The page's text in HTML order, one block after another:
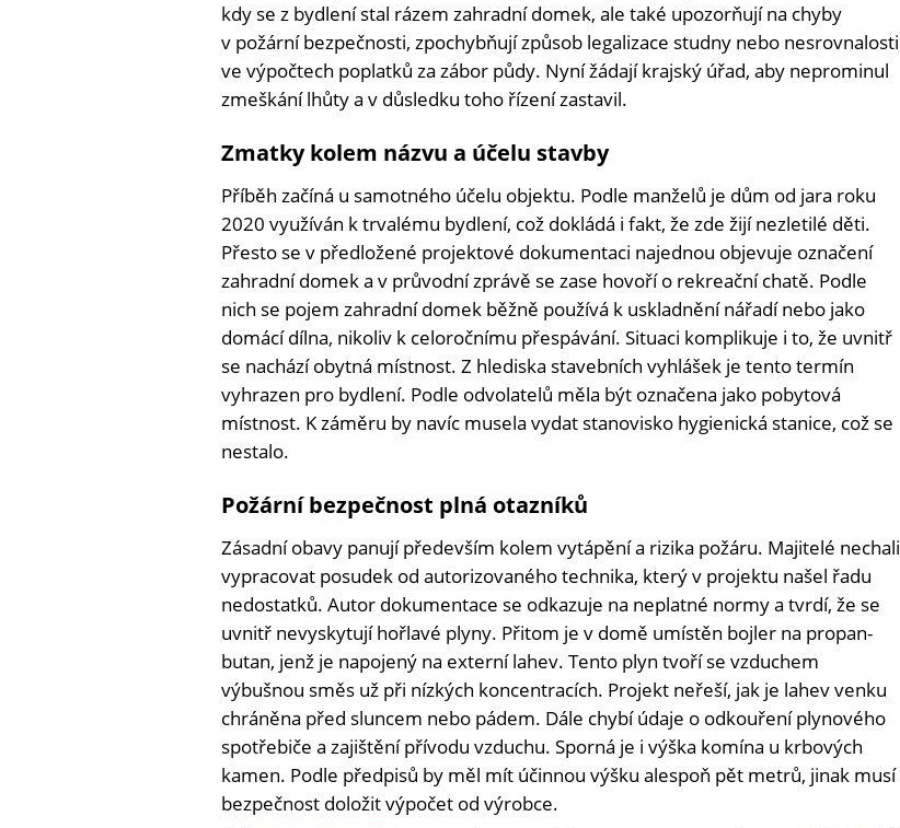
kdy se z bydlení stal rázem zahradní domek, ale také upozorňují na chyby
v požární bezpečnosti, zpochybňují způsob legalizace studny nebo nesrovnalosti
ve výpočtech poplatků za zábor půdy. Nyní žádají krajský úřad, aby neprominul
zmeškání lhůty a v důsledku toho řízení zastavil.
Zmatky kolem názvu a účelu stavby
Příběh začíná u samotného účelu objektu. Podle manželů je dům od jara roku
2020 využíván k trvalému bydlení, což dokládá i fakt, že zde žijí nezletilé děti.
Přesto se v předložené projektové dokumentaci najednou objevuje označení
zahradní domek a v průvodní zprávě se zase hovoří o rekreační chatě. Podle
nich se pojem zahradní domek běžně používá k uskladnění nářadí nebo jako
domácí dílna, nikoliv k celoročnímu přespávání. Situaci komplikuje i to, že uvnitř
se nachází obytná místnost. Z hlediska stavebních vyhlášek je tento termín
vyhrazen pro bydlení. Podle odvolatelů měla být označena jako pobytová
místnost. K záměru by navíc musela vydat stanovisko hygienická stanice, což se
nestalo.
Požární bezpečnost plná otazníků
Zásadní obavy panují především kolem vytápění a rizika požáru. Majitelé nechali
vypracovat posudek od autorizovaného technika, který v projektu našel řadu
nedostatků. Autor dokumentace se odkazuje na neplatné normy a tvrdí, že se
uvnitř nevyskytují hořlavé plyny. Přitom je v domě umístěn bojler na propan-
butan, jenž je napojený na externí lahev. Tento plyn tvoří se vzduchem
výbušnou směs už při nízkých koncentracích. Projekt neřeší, jak je lahev venku
chráněna před sluncem nebo pádem. Dále chybí údaje o odkouření plynového
spotřebiče a zajištění přívodu vzduchu. Sporná je i výška komína u krbových
kamen. Podle předpisů by měl mít účinnou výšku alespoň pět metrů, jinak musí
bezpečnost doložit výpočet od výrobce.